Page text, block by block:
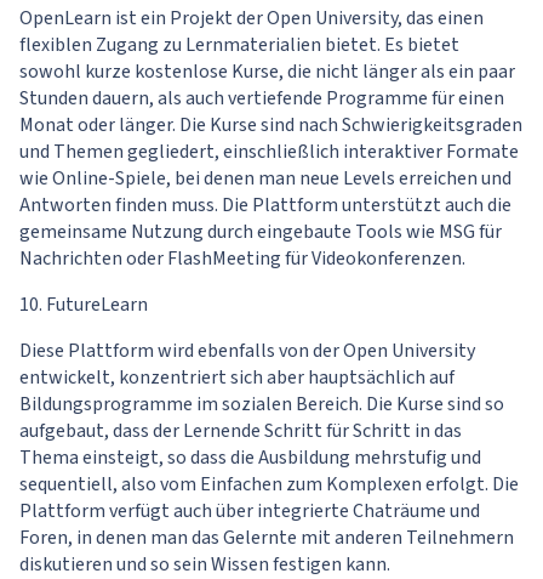
OpenLearn ist ein Projekt der Open University, das einen
flexiblen Zugang zu Lernmaterialien bietet. Es bietet
sowohl kurze kostenlose Kurse, die nicht länger als ein paar
Stunden dauern, als auch vertiefende Programme für einen
Monat oder länger. Die Kurse sind nach Schwierigkeitsgraden
und Themen gegliedert, einschließlich interaktiver Formate
wie Online-Spiele, bei denen man neue Levels erreichen und
Antworten finden muss. Die Plattform unterstützt auch die
gemeinsame Nutzung durch eingebaute Tools wie MSG für
Nachrichten oder FlashMeeting für Videokonferenzen.
10. FutureLearn
Diese Plattform wird ebenfalls von der Open University
entwickelt, konzentriert sich aber hauptsächlich auf
Bildungsprogramme im sozialen Bereich. Die Kurse sind so
aufgebaut, dass der Lernende Schritt für Schritt in das
Thema einsteigt, so dass die Ausbildung mehrstufig und
sequentiell, also vom Einfachen zum Komplexen erfolgt. Die
Plattform verfügt auch über integrierte Chaträume und
Foren, in denen man das Gelernte mit anderen Teilnehmern
diskutieren und so sein Wissen festigen kann.